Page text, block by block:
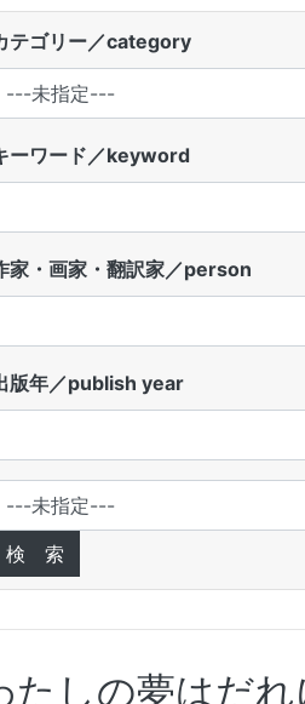
テゴリー／category
ーワード／keyword
家・画家・翻訳家／person
版年／publish year
たしの夢はだ